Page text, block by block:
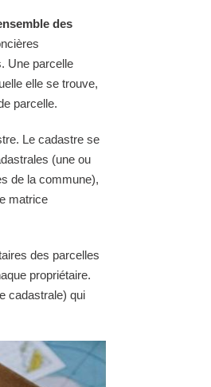
des
Une parcelle
elle se trouve,
parcelle.
Le cadastre se
(une ou
de la commune),
matrice
des parcelles
propriétaire.
cadastrale) qui